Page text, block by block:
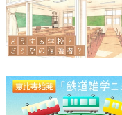
「小中高とクロール
トル泳ぐにも大変で
「小学生の時うまく
べそかきながら特訓